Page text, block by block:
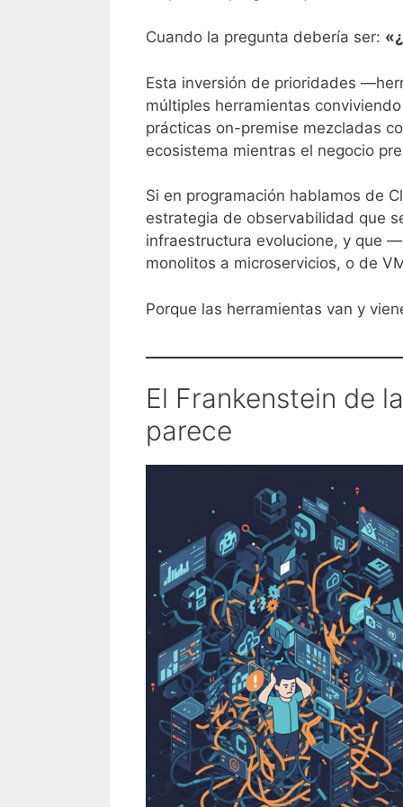
Cuando la pregunta debería ser:
Esta inversión de prioridades
múltiples herramientas
prácticas on-premise mezcladas
ecosistema mientras el negocio
Si en programación hablamos de
estrategia de observabilidad que
infraestructura evolucione, y que
monolitos a microservicios, o de
Porque las herramientas van y
El Frankenstein de
parece